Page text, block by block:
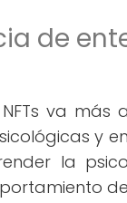
de
va más
y
la